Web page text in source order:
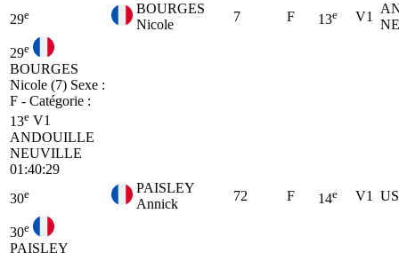
29e
BOURGES
Nicole
7 F 13e V1
29e
BOURGES
Nicole (7) Sexe :
F - Catégorie :
13e V1
ANDOUILLE
NEUVILLE
01:40:29
30e
PAISLEY
Annick
72 F 14e V1
30e
PAISLEY